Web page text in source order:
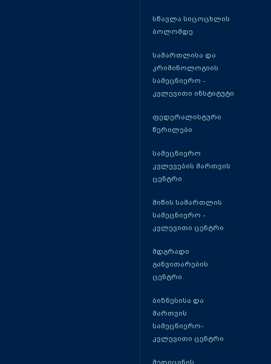
სწავლა სიცოცხლის
ბოლომდე
სამართლისა და
კრიმინოლოგიის
სამეცნიერო -
კვლევითი ინსტიტუტი
ფედერალისტური
წერილები
სამეცნიერო
კვლევების მართვის
ცენტრი
მიწის სამართლის
სამეცნიერო -
კვლევითი ცენტრი
მდგრადი
განვითარების
ცენტრი
ბიზნესისა და
მართვის
სამეცნიერო-
კვლევითი ცენტრი
მედიცინის